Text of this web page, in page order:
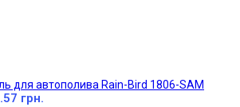
для автополива Rain-Bird 1806-SAM
грн.